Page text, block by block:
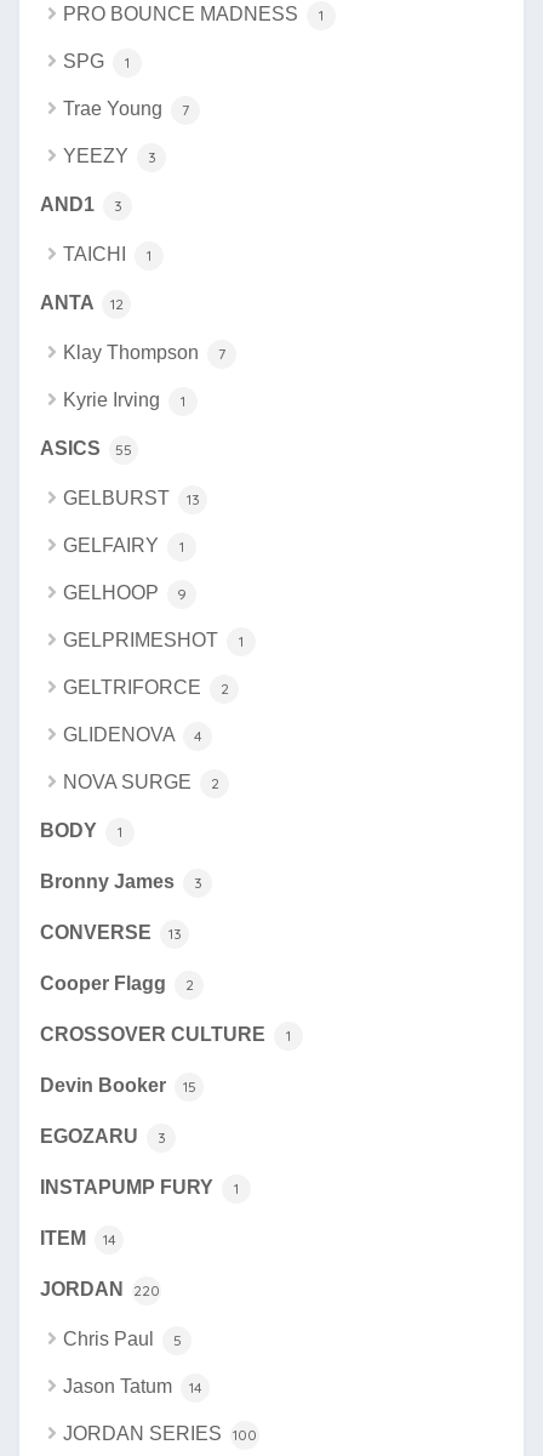
PRO BOUNCE MADNESS 1
SPG 1
Trae Young 7
YEEZY 3
AND1 3
TAICHI 1
ANTA 12
Klay Thompson 7
Kyrie Irving 1
ASICS 55
GELBURST 13
GELFAIRY 1
GELHOOP 9
GELPRIMESHOT 1
GELTRIFORCE 2
GLIDENOVA 4
NOVA SURGE 2
BODY 1
Bronny James 3
CONVERSE 13
Cooper Flagg 2
CROSSOVER CULTURE 1
Devin Booker 15
EGOZARU 3
INSTAPUMP FURY 1
ITEM 14
JORDAN 220
Chris Paul 5
Jason Tatum 14
JORDAN SERIES 100